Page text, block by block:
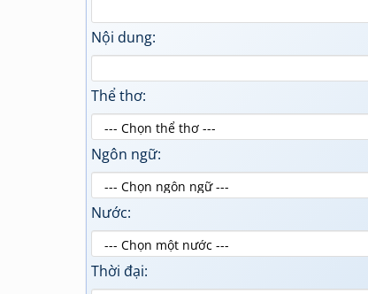
Nội dung:
Thể thơ:
Ngôn ngữ:
Nước:
Thời đại: